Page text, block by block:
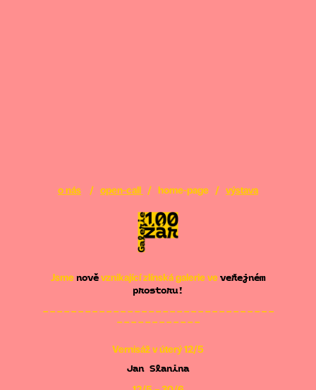
o nás / open-call / home-page / výstava
Jsme nověvznikající zlínská galerie veveřejném
prostoru!
– – – – – – – – – – – – – – – – – – – – – – – – – – – – – – – – –
– – – – – – – – – – – –
Vernisáž v úterý 12/5
Jan Slanina